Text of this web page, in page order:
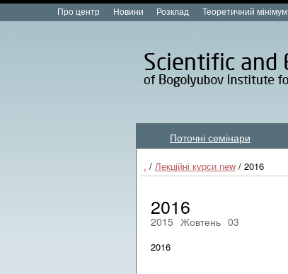
Про центр Новини Розклад Теоретичний мінімум
Поточні семінари
. / Лекційні курси new / 2016
2016
2015 Жовтень 03
2016